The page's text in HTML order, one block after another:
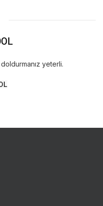
yeterli.